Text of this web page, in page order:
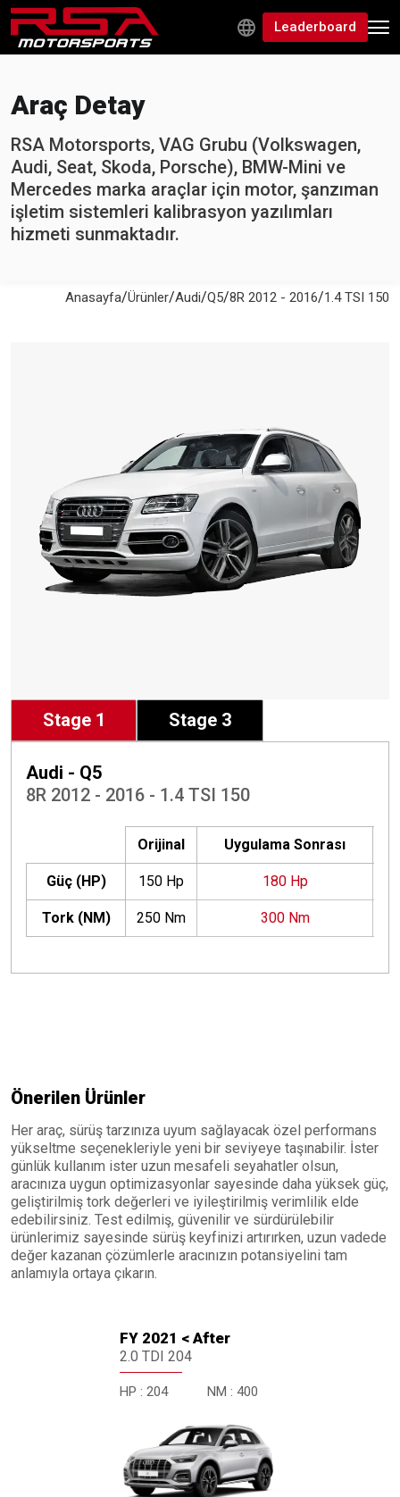
Leaderboard
Araç Detay
RSA Motorsports, VAG Grubu (Volkswagen,
Audi, Seat, Skoda, Porsche), BMW-Mini ve
Mercedes marka araçlar için motor, şanzıman
işletim sistemleri kalibrasyon yazılımları
hizmeti sunmaktadır.
Anasayfa/Ürünler/Audi/Q5/8R 2012 - 2016/1.4 TSI 150
Stage 1 Stage 3
Audi - Q5
8R 2012 - 2016 - 1.4 TSI 150
Orijinal Uygulama Sonrası
Güç (HP) 150 Hp 180 Hp
Tork (NM) 250 Nm 300 Nm
Önerilen Ürünler
Her araç, sürüş tarzınıza uyum sağlayacak özel performans
yükseltme seçenekleriyle yeni bir seviyeye taşınabilir. İster
günlük kullanım ister uzun mesafeli seyahatler olsun,
aracınıza uygun optimizasyonlar sayesinde daha yüksek güç,
geliştirilmiş tork değerleri ve iyileştirilmiş verimlilik elde
edebilirsiniz. Test edilmiş, güvenilir ve sürdürülebilir
ürünlerimiz sayesinde sürüş keyfinizi artırırken, uzun vadede
değer kazanan çözümlerle aracınızın potansiyelini tam
anlamıyla ortaya çıkarın.
FY 2021 < After
2.0 TDI 204
HP : 204 NM : 400